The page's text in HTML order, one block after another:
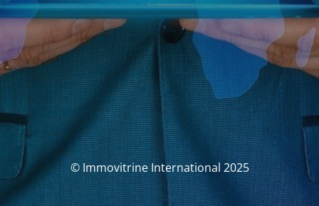
© Immovitrine International 2025